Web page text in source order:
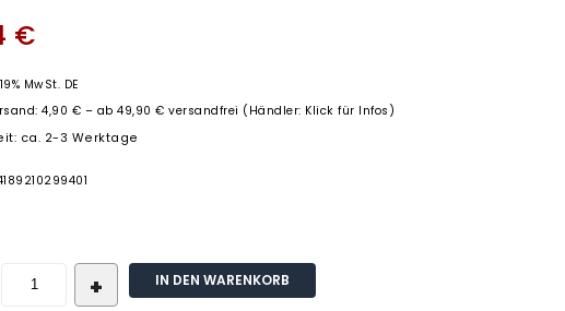
€
MwSt. DE
4,90 € – ab 49,90 € versandfrei (Händler: Klick für Infos)
ca. 2-3 Werktage
IN DEN WARENKORB